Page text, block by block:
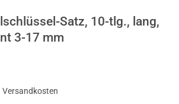
Satz, 10-tlg., lang,
3-17 mm
Versandkosten